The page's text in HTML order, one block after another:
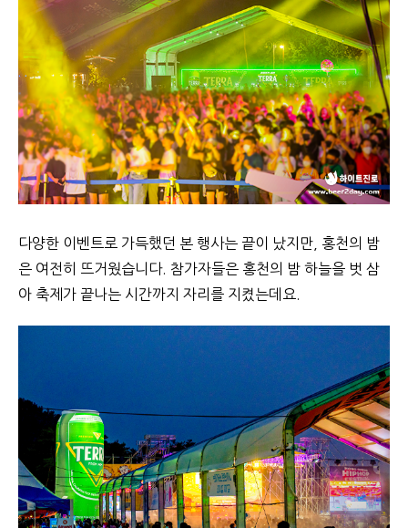
다양한 이벤트로 가득했던 본 행사는 끝이 났지만, 홍천의 밤
은 여전히 뜨거웠습니다. 참가자들은 홍천의 밤 하늘을 벗 삼
아 축제가 끝나는 시간까지 자리를 지켰는데요.